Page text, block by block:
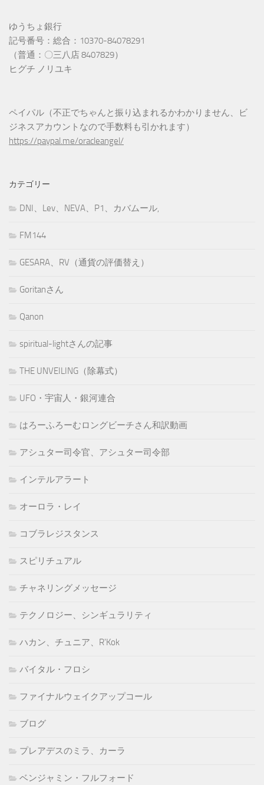
ゆうちょ銀行
記号番号：総合：10370-84078291
（普通：〇三八店 8407829）
ヒグチ ノリユキ
ペイパル（不正でちゃんと振り込まれるかわかりません、ビ
ジネスアカウントなので手数料も引かれます）
https://paypal.me/oracleangel/
カテゴリー
DNI、Lev、NEVA、P1、カバムール,
FM144
GESARA、RV（通貨の評価替え）
Goritanさん
Qanon
spiritual-lightさんの記事
THE UNVEILING（除幕式）
UFO・宇宙人・銀河連合
はろーふろーむロングビーチさん和訳動画
アシュター司令官、アシュター司令部
インテルアラート
オーロラ・レイ
コブラレジスタンス
スピリチュアル
チャネリングメッセージ
テクノロジー、シンギュラリティ
ハカン、チュニア、R'Kok
バイタル・フロシ
ファイナルウェイクアップコール
ブログ
プレアデスのミラ、カーラ
ベンジャミン・フルフォード